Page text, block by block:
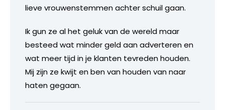
lieve vrouwenstemmen achter schuil gaan.
Ik gun ze al het geluk van de wereld maar
besteed wat minder geld aan adverteren en
wat meer tijd in je klanten tevreden houden.
Mij zijn ze kwijt en ben van houden van naar
haten gegaan.